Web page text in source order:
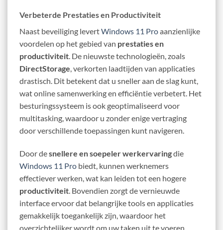
Verbeterde Prestaties en Productiviteit
Naast beveiliging levertWindows 11 Proaanzienlijke
voordelen op het gebied van prestaties en
productiviteit. De nieuwste technologieën, zoals
DirectStorage, verkorten laadtijden van applicaties
drastisch. Dit betekent dat u sneller aan de slag kunt,
wat online samenwerking en efficiëntie verbetert. Het
besturingssysteem is ook geoptimaliseerd voor
multitasking, waardoor u zonder enige vertraging
door verschillende toepassingen kunt navigeren.
Door desnellere en soepeler werkervaringdie
Windows 11 Pro biedt, kunnen werknemers
effectiever werken, wat kan leiden tot een hogere
productiviteit. Bovendien zorgt de vernieuwde
interface ervoor dat belangrijke tools en applicaties
gemakkelijk toegankelijk zijn, waardoor het
overzichtelijker wordt om uw taken uit te voeren.